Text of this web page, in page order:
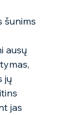
šunims
ausų
jų
jas